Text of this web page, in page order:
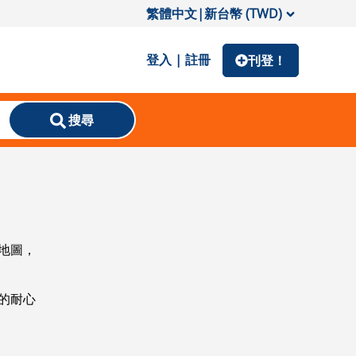
繁體中文|新台幣 (TWD)
登入 | 註冊 刊登！
搜尋
圖，
耐心